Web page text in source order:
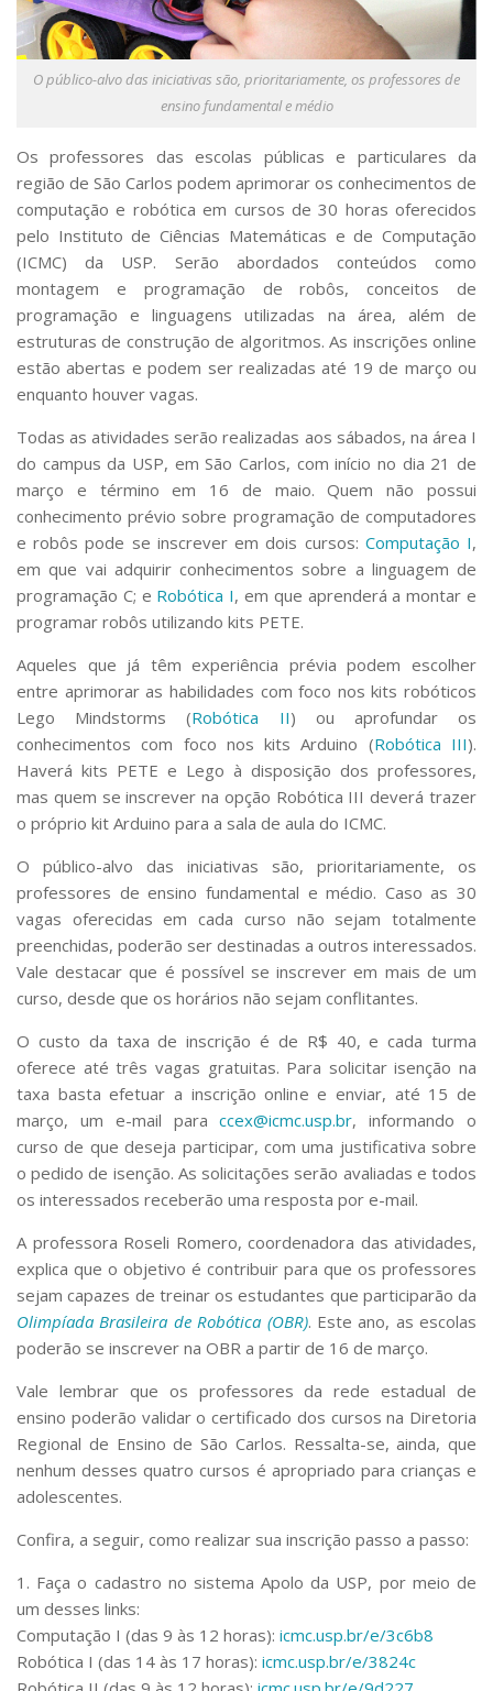
Defesa de Teses
O público-alvo das iniciativas são, prioritariamente, os professores de
ensino fundamental e médio
Os professores das escolas públicas e particulares da
região de São Carlos podem aprimorar os conhecimentos de
computação e robótica em cursos de 30 horas oferecidos
pelo Instituto de Ciências Matemáticas e de Computação
(ICMC) da USP. Serão abordados conteúdos como
montagem e programação de robôs, conceitos de
programação e linguagens utilizadas na área, além de
estruturas de construção de algoritmos. As inscrições online
estão abertas e podem ser realizadas até 19 de março ou
enquanto houver vagas.
Todas as atividades serão realizadas aos sábados, na área I
do campus da USP, em São Carlos, com início no dia 21 de
março e término em 16 de maio. Quem não possui
conhecimento prévio sobre programação de computadores
e robôs pode se inscrever em dois cursos: Computação I,
em que vai adquirir conhecimentos sobre a linguagem de
programação C; e Robótica I, em que aprenderá a montar e
programar robôs utilizando kits PETE.
Aqueles que já têm experiência prévia podem escolher
entre aprimorar as habilidades com foco nos kits robóticos
Lego Mindstorms (Robótica II) ou aprofundar os
conhecimentos com foco nos kits Arduino (Robótica III).
Haverá kits PETE e Lego à disposição dos professores,
mas quem se inscrever na opção Robótica III deverá trazer
o próprio kit Arduino para a sala de aula do ICMC.
O público-alvo das iniciativas são, prioritariamente, os
professores de ensino fundamental e médio. Caso as 30
vagas oferecidas em cada curso não sejam totalmente
preenchidas, poderão ser destinadas a outros interessados.
Vale destacar que é possível se inscrever em mais de um
curso, desde que os horários não sejam conflitantes.
O custo da taxa de inscrição é de R$ 40, e cada turma
oferece até três vagas gratuitas. Para solicitar isenção na
taxa basta efetuar a inscrição online e enviar, até 15 de
março, um e-mail paraccex@icmc.usp.br, informando o
curso de que deseja participar, com uma justificativa sobre
o pedido de isenção. As solicitações serão avaliadas e todos
os interessados receberão uma resposta por e-mail.
A professora Roseli Romero, coordenadora das atividades,
explica que o objetivo é contribuir para que os professores
sejam capazes de treinar os estudantes que participarão da
Olimpíada Brasileira de Robótica (OBR). Este ano, as escolas
poderão se inscrever na OBR a partir de 16 de março.
Vale lembrar que os professores da rede estadual de
ensino poderão validar o certificado dos cursos na Diretoria
Regional de Ensino de São Carlos. Ressalta-se, ainda, que
nenhum desses quatro cursos é apropriado para crianças e
adolescentes.
Confira, a seguir, como realizar sua inscrição passo a passo:
1. Faça o cadastro no sistema Apolo da USP, por meio de
um desses links:
Computação I (das 9 às 12 horas): icmc.usp.br/e/3c6b8
Robótica I (das 14 às 17 horas): icmc.usp.br/e/3824c